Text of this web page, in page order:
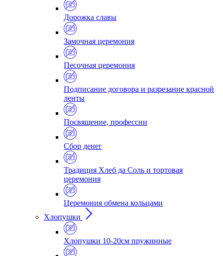
Дорожка славы
Замочная церемония
Песочная церемония
Подписание договора и разрезание красной
ленты
Посвящение, профессии
Сбор денег
Традиция Хлеб да Соль и тортовая
церемония
Церемония обмена кольцами
Хлопушки
Хлопушки 10-20см пружинные